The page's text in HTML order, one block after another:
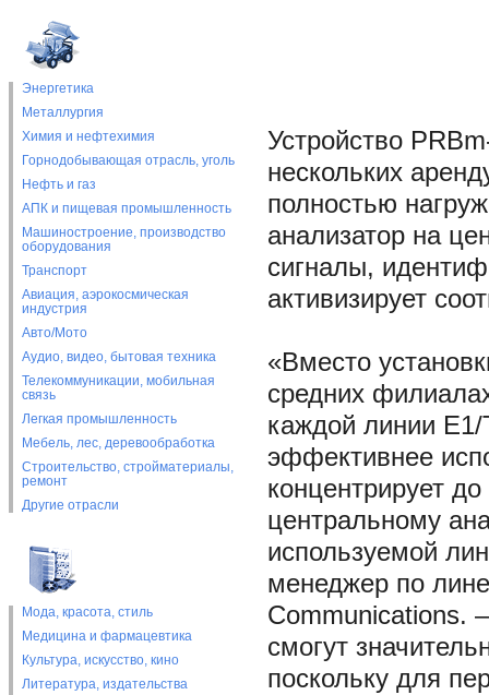
Энергетика
Металлургия
Химия и нефтехимия
Горнодобывающая отрасль, уголь
Нефть и газ
АПК и пищевая промышленность
Машиностроение, производство
оборудования
Транспорт
Авиация, аэрокосмическая
индустрия
Авто/Мото
Аудио, видео, бытовая техника
Телекоммуникации, мобильная
связь
Легкая промышленность
Мебель, лес, деревообработка
Строительство, стройматериалы,
ремонт
Другие отрасли
Мода, красота, стиль
Медицина и фармацевтика
Культура, искусство, кино
Литература, издательства
Устройство
нескольких
полностью
анализатор на
сигналы,
активизирует
«Вместо
средних
каждой линии E1/
эффективнее
концентрирует
центральному
используемой
менеджер по
Communications.
смогут
поскольку для